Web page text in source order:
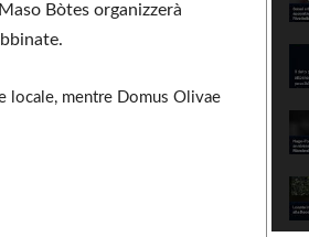
Bòtes organizzerà
locale, mentre Domus Olivae